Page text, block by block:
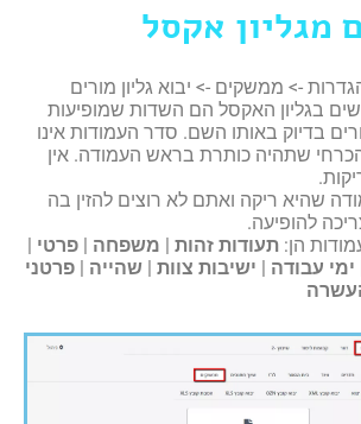
מגליון אקסל
-> ממשקים -> יבוא גליון מורים
בגליון האקסל הם השדות שמופיעות
בדיוק באותו השם. סדר העמודות אינו
שתהיה כותרת בראש העמודה. אין
שהיא ריקה ואתם לא רוצים להזין בה
להופיעה.
הן: תעודות זהות | משפחה | פרטי |
ימי עבודה | ישיבות צוות | שהייה | פרטני